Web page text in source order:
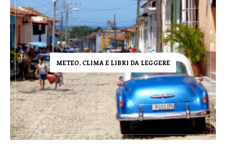
METEO, CLIMA E LIBRI DA LEGGERE